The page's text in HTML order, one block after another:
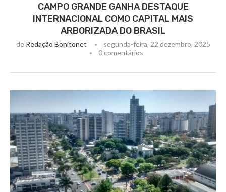
CAMPO GRANDE GANHA DESTAQUE
INTERNACIONAL COMO CAPITAL MAIS
ARBORIZADA DO BRASIL
de Redação Bonitonet
segunda-feira, 22 dezembro, 2025
0 comentários